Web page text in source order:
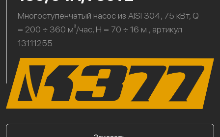
Многоступенчатый насос из AISI 304, 75 кВт, Q
= 200 ÷ 360 м³/час, H = 70 ÷ 16 м., артикул
13111255